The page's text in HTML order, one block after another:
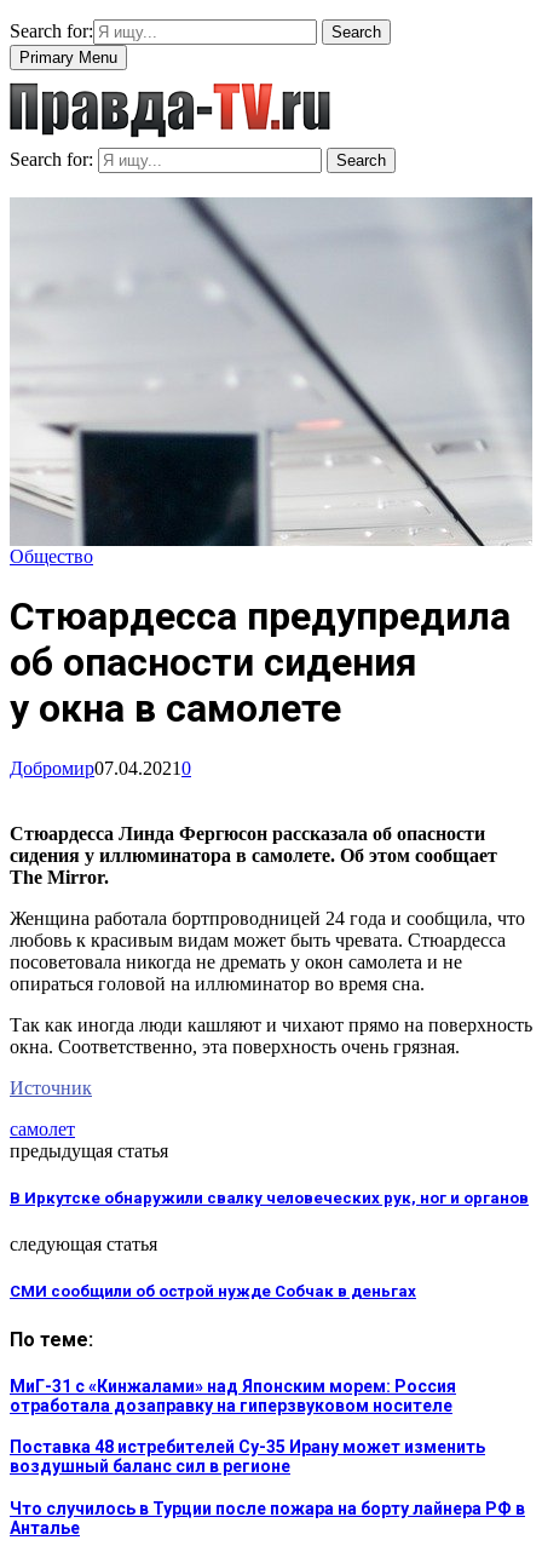
Search for:
Search
Primary Menu
Search for: Search
Общество
Стюардесса предупредила
об опасности сидения
у окна в самолете
Добромир07.04.20210
Стюардесса Линда Фергюсон рассказала об опасности
сидения у иллюминатора в самолете. Об этом сообщает
The Mirror.
Женщина работала бортпроводницей 24 года и сообщила, что
любовь к красивым видам может быть чревата. Стюардесса
посоветовала никогда не дремать у окон самолета и не
опираться головой на иллюминатор во время сна.
Так как иногда люди кашляют и чихают прямо на поверхность
окна. Соответственно, эта поверхность очень грязная.
Источник
самолет
предыдущая статья
В Иркутске обнаружили свалку человеческих рук, ног и органов
следующая статья
СМИ сообщили об острой нужде Собчак в деньгах
По теме:
МиГ-31 с «Кинжалами» над Японским морем: Россия
отработала дозаправку на гиперзвуковом носителе
Поставка 48 истребителей Су-35 Ирану может изменить
воздушный баланс сил в регионе
Что случилось в Турции после пожара на борту лайнера РФ в
Анталье